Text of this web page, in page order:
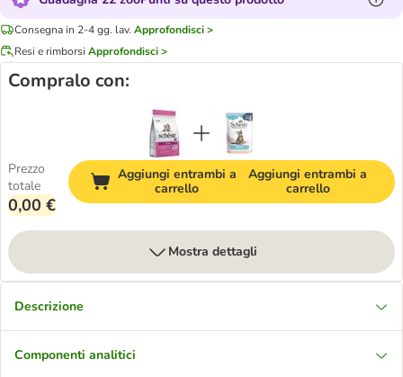
Consegna in 2-4 gg. lav. Approfondisci >
Resi e rimborsi Approfondisci >
Compralo con:
Prezzo
totale
0,00 €
Aggiungi entrambi a
carrello
Aggiungi entrambi a
carrello
Mostra dettagli
Descrizione
Componenti analitici